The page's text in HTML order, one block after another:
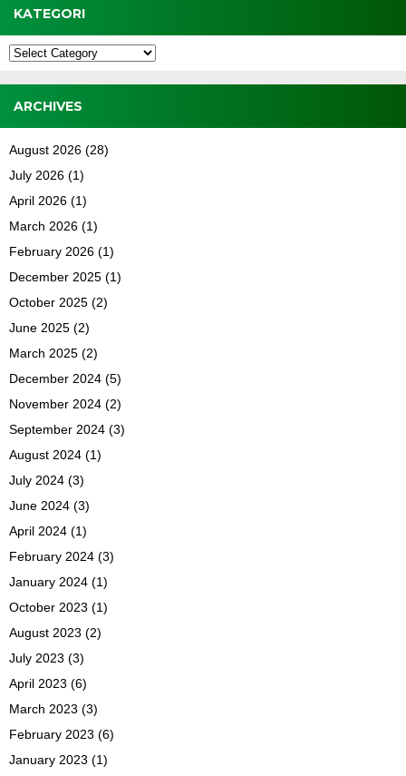
KATEGORI
Kategori
ARCHIVES
August 2026 (28)
July 2026 (1)
April 2026 (1)
March 2026 (1)
February 2026 (1)
December 2025 (1)
October 2025 (2)
June 2025 (2)
March 2025 (2)
December 2024 (5)
November 2024 (2)
September 2024 (3)
August 2024 (1)
July 2024 (3)
June 2024 (3)
April 2024 (1)
February 2024 (3)
January 2024 (1)
October 2023 (1)
August 2023 (2)
July 2023 (3)
April 2023 (6)
March 2023 (3)
February 2023 (6)
January 2023 (1)